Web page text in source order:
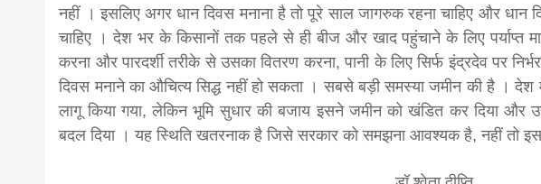
नहीं । इसलिए अगर धान दिवस मनाना है तो पूरे साल जागरुक रहना चाहिए और धान
चाहिए । देश भर के किसानों तक पहले से ही बीज और खाद पहुंचाने के लिए पर्याप्त
करना और पारदर्शी तरीके से उसका वितरण करना, पानी के लिए सिर्फ इंद्रदेव पर निर्भर
दिवस मनाने का औचित्य सिद्ध नहीं हो सकता । सबसे बड़ी समस्या जमीन की है । देश
लागू किया गया, लेकिन भूमि सुधार की बजाय इसने जमीन को खंडित कर दिया और
बदल दिया । यह स्थिति खतरनाक है जिसे सरकार को समझना आवश्यक है, नहीं तो